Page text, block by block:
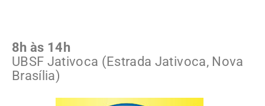
8h às 14h
UBSF Jativoca (Estrada Jativoca, Nova
Brasília)